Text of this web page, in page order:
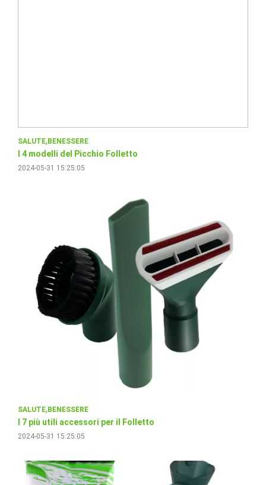
SALUTE BENESSERE
I 4 modelli del Picchio Folletto
2024-05-31 15:25:05
SALUTE BENESSERE
I 7 più utili accessori per il Folletto
2024-05-31 15:25:05